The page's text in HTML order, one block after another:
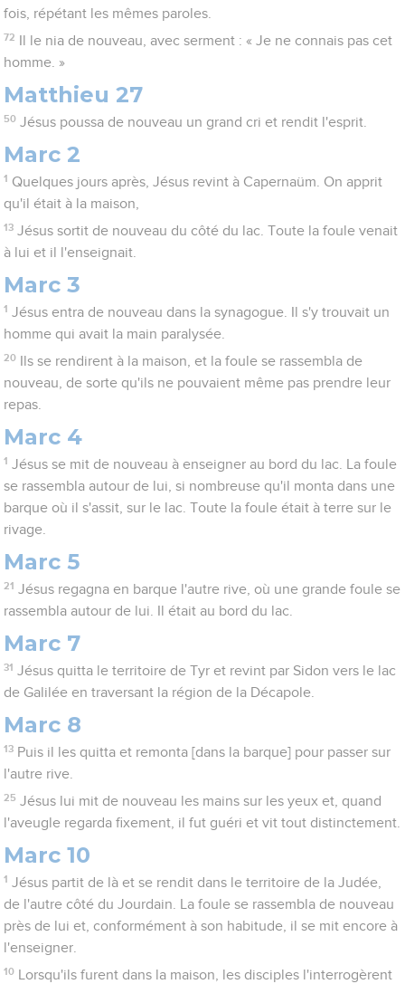
fois, répétant les mêmes paroles.
72
Il le nia de nouveau, avec serment : « Je ne connais pas cet
homme. »
Matthieu 27
50 Jésus poussa de nouveau un grand cri et rendit l'esprit.
Marc 2
1 Quelques jours après, Jésus revint à Capernaüm. On apprit
qu'il était à la maison,
13 Jésus sortit de nouveau du côté du lac. Toute la foule venait
à lui et il l'enseignait.
Marc 3
1 Jésus entra de nouveau dans la synagogue. Il s'y trouvait un
homme qui avait la main paralysée.
20
Ils se rendirent à la maison, et la foule se rassembla de
nouveau, de sorte qu'ils ne pouvaient même pas prendre leur
repas.
Marc 4
1 Jésus se mit de nouveau à enseigner au bord du lac. La foule
se rassembla autour de lui, si nombreuse qu'il monta dans une
barque où il s'assit, sur le lac. Toute la foule était à terre sur le
rivage.
Marc 5
21 Jésus regagna en barque l'autre rive, où une grande foule se
rassembla autour de lui. Il était au bord du lac.
Marc 7
31 Jésus quitta le territoire de Tyr et revint par Sidon vers le lac
de Galilée en traversant la région de la Décapole.
Marc 8
13 Puis il les quitta et remonta [dans la barque] pour passer sur
l'autre rive.
25 Jésus lui mit de nouveau les mains sur les yeux et, quand
l'aveugle regarda fixement, il fut guéri et vit tout distinctement.
Marc 10
1 Jésus partit de là et se rendit dans le territoire de la Judée,
de l'autre côté du Jourdain. La foule se rassembla de nouveau
près de lui et, conformément à son habitude, il se mit encore à
l'enseigner.
10
Lorsqu'ils furent dans la maison, les disciples l'interrogèrent